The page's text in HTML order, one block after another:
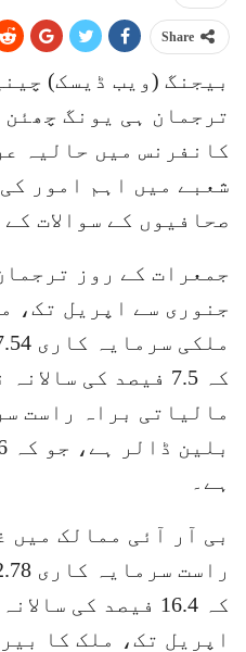
Share
بیجنگ (ویب ڈیسک)
ترجمان ہی یونگ
کانفرنس میں حالیہ
شعبے میں اہم امور کی
صحافیوں کے سوالات
جنوری سے اپریل تک،
کہ 7.5 فیصد کی
ہے۔
بی آر آئی ممالک میں
کہ 16.4 فیصد کی
اپریل تک، ملک کا